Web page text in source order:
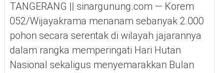
TANGERANG || sinargunung.com — Korem
052/Wijayakrama menanam sebanyak 2.000
pohon secara serentak di wilayah jajarannya
dalam rangka memperingati Hari Hutan
Nasional sekaligus menyemarakkan Bulan